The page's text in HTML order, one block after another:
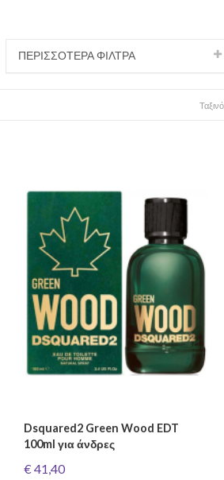
ΠΕΡΙΣΣΟΤΕΡΑ ΦΙΛΤΡΑ
Dsquared2 Green Wood EDT
100ml για άνδρες
€ 41,40